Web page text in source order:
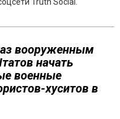
вооруженным
начать
военные
хуситов в